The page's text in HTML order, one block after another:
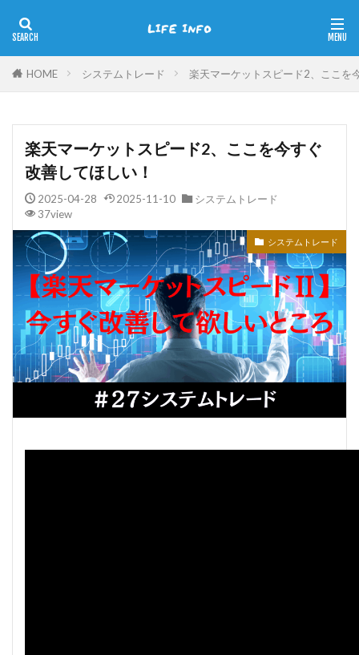
HOME システムトレード 楽天マーケットスピード2、ここを
楽天マーケットスピード2、ここを今すぐ
改善してほしい！
2025-04-28 2025-11-10
システムトレード
37view
システムトレード